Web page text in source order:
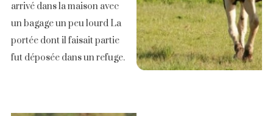
arrivé dans la maison avec
un bagage un peu lourd La
portée dont il faisait partie
fut déposée dans un refuge.